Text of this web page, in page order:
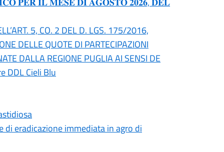
5, CO. 2 DEL D. LGS. 175/2016,
DELLE QUOTE DI PARTECIPAZIONI
DALLA REGIONE PUGLIA AI SENSI DE
DDL Cieli Blu
di eradicazione immediata in agro di